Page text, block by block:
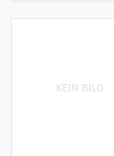
KEIN BILD